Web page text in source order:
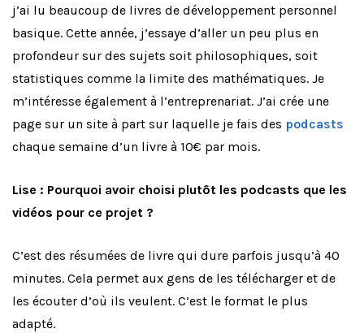
j’ai lu beaucoup de livres de développement personnel
basique. Cette année, j’essaye d’aller un peu plus en
profondeur sur des sujets soit philosophiques, soit
statistiques comme la limite des mathématiques. Je
m’intéresse également à l’entreprenariat. J’ai crée une
page sur un site à part sur laquelle je fais des podcasts
chaque semaine d’un livre à 10€ par mois.
Lise : Pourquoi avoir choisi plutôt les podcasts que les
vidéos pour ce projet ?
C’est des résumées de livre qui dure parfois jusqu’à 40
minutes. Cela permet aux gens de les télécharger et de
les écouter d’où ils veulent. C’est le format le plus
adapté.